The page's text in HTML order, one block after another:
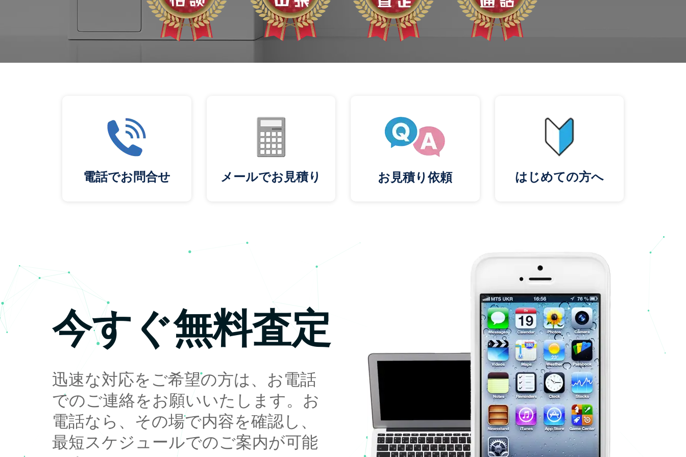
電話でお問合せ メールでお見積り お見積り依頼 はじめての方へ
今すぐ無料査定
迅速な対応をご希望の方は、お電話
でのご連絡をお願いいたします。お
電話なら、その場で内容を確認し、
最短スケジュールでのご案内が可能